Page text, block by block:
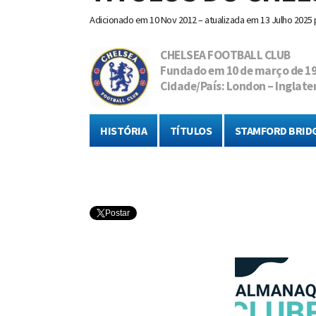
Adicionado em10 Nov 2012 – atualizada em 13 Julho 2025
CHELSEA FOOTBALL CLUB
Fundado em 10 de março de
Cidade/País: London –
HISTÓRIA TÍTULOS STAMFORD
Postar